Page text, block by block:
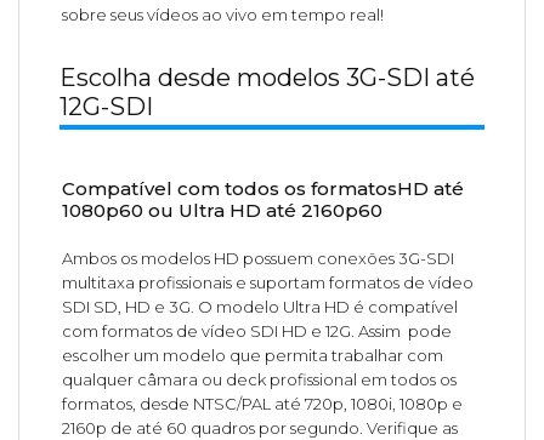
sobre seus vídeos ao vivo em tempo real!
Escolha desde modelos 3G-SDI até
12G-SDI
Compatível com todos os formatosHD até
1080p60 ou Ultra HD até 2160p60
Ambos os modelos HD possuem conexões 3G-SDI
multitaxa profissionais e suportam formatos de vídeo
SDI SD, HD e 3G. O modelo Ultra HD é compatível
com formatos de vídeo SDI HD e 12G. Assim pode
escolher um modelo que permita trabalhar com
qualquer câmara ou deck profissional em todos os
formatos, desde NTSC/PAL até 720p, 1080i, 1080p e
2160p de até 60 quadros por segundo. Verifique as